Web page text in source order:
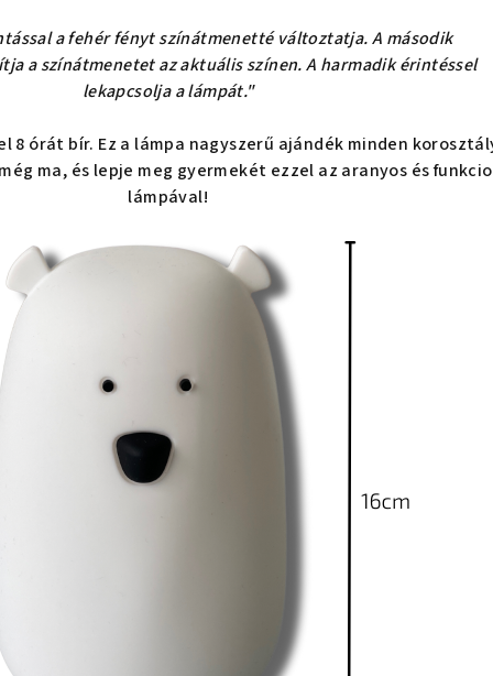
a fehér fényt színátmenetté változtatja. A második
a színátmenetet az aktuális színen. A harmadik érintéssel
lekapcsolja a lámpát."
8 órát bír. Ez a lámpa nagyszerű ajándék minden
ma, és lepje meg gyermekét ezzel az aranyos és
lámpával!